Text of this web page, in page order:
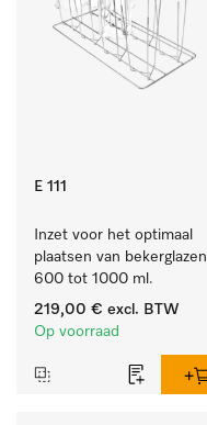
E 111
Inzet voor het optimaal
plaatsen van bekerglazen
600 tot 1000 ml.
219,00 € excl. BTW
Op voorraad